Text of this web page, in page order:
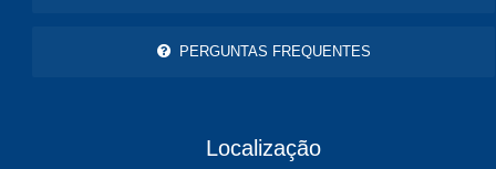
PERGUNTAS FREQUENTES
Localização